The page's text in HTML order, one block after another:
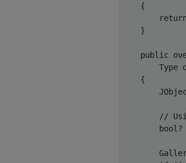
    {
return
    }
public
Type
    {
//
bool ?